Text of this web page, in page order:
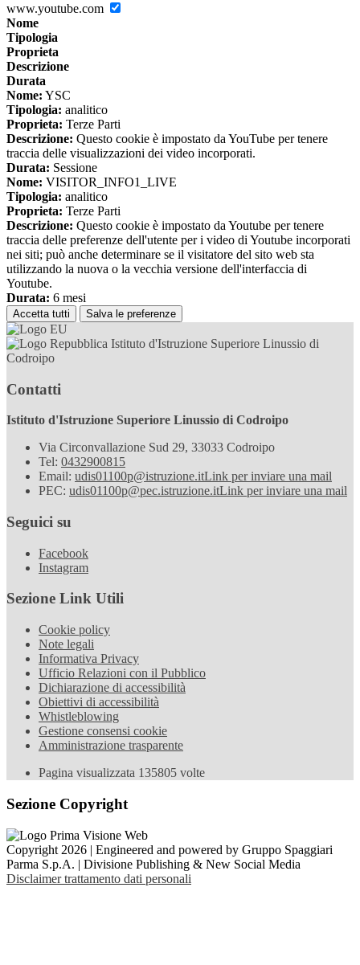
www.youtube.com
Nome
Tipologia
Proprieta
Descrizione
Durata
Nome: YSC
Tipologia: analitico
Proprieta: Terze Parti
Descrizione: Questo cookie è impostato da YouTube per tenere
traccia delle visualizzazioni dei video incorporati.
Durata: Sessione
Nome: VISITOR_INFO1_LIVE
Tipologia: analitico
Proprieta: Terze Parti
Descrizione: Questo cookie è impostato da Youtube per tenere
traccia delle preferenze dell'utente per i video di Youtube incorporati
nei siti; può anche determinare se il visitatore del sito web sta
utilizzando la nuova o la vecchia versione dell'interfaccia di
Youtube.
Durata: 6 mesi
Accetta tutti Salva le preferenze
Istituto d'Istruzione Superiore Linussio di
Codroipo
Contatti
Istituto d'Istruzione Superiore Linussio di Codroipo
Via Circonvallazione Sud 29, 33033 Codroipo
Tel: 0432900815
Email: udis01100p@istruzione.itLink per inviare una mail
PEC: udis01100p@pec.istruzione.itLink per inviare una mail
Seguici su
Facebook
Instagram
Sezione Link Utili
Cookie policy
Note legali
Informativa Privacy
Ufficio Relazioni con il Pubblico
Dichiarazione di accessibilità
Obiettivi di accessibilità
Whistleblowing
Gestione consensi cookie
Amministrazione trasparente
Pagina visualizzata 135805 volte
Sezione Copyright
Copyright 2026 | Engineered and powered by Gruppo Spaggiari
Parma S.p.A. | Divisione Publishing & New Social Media
Disclaimer trattamento dati personali